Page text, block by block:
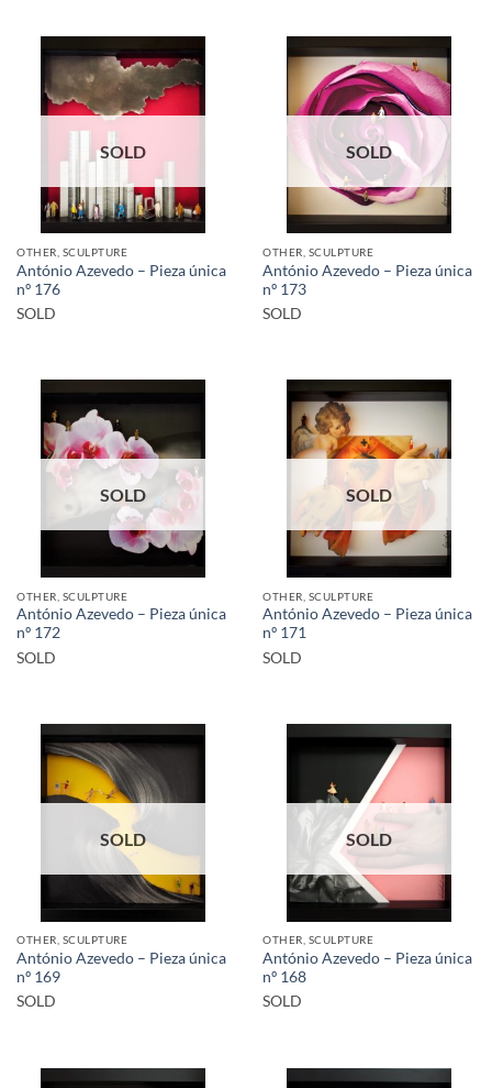
SOLD
OTHER, SCULPTURE
António Azevedo – Pieza única
nº 176
SOLD
SOLD
OTHER, SCULPTURE
António Azevedo – Pieza única
nº 173
SOLD
SOLD
OTHER, SCULPTURE
António Azevedo – Pieza única
nº 172
SOLD
SOLD
OTHER, SCULPTURE
António Azevedo – Pieza única
nº 171
SOLD
SOLD
OTHER, SCULPTURE
António Azevedo – Pieza única
nº 169
SOLD
SOLD
OTHER, SCULPTURE
António Azevedo – Pieza única
nº 168
SOLD